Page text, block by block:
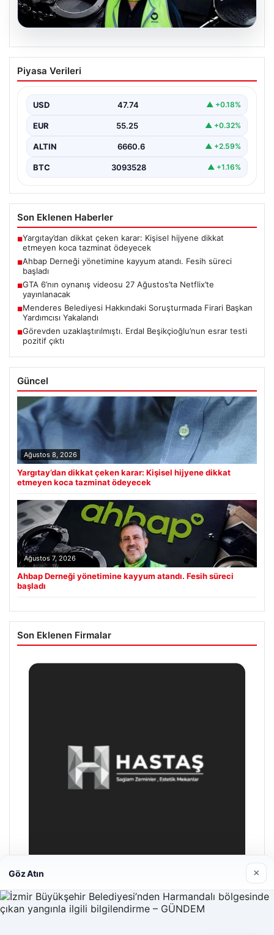
Ahbap Derneği yönetimine kayyum
atandı. Fesih süreci başladı
Piyasa Verileri
USD 47.74 ▲ +0.18%
EUR 55.25 ▲ +0.32%
ALTIN 6660.6 ▲ +2.59%
BTC 3093528 ▲ +1.16%
Son Eklenen Haberler
■Yargıtay’dan dikkat çeken karar: Kişisel hijyene dikkat
etmeyen koca tazminat ödeyecek
■Ahbap Derneği yönetimine kayyum atandı. Fesih süreci
başladı
■GTA 6’nın oynanış videosu 27 Ağustos’ta Netflix’te
yayınlanacak
■Menderes Belediyesi Hakkındaki Soruşturmada Firari Başkan
Yardımcısı Yakalandı
■Görevden uzaklaştırılmıştı. Erdal Beşikçioğlu’nun esrar testi
pozitif çıktı
Güncel
Ağustos 8, 2026
Yargıtay’dan dikkat çeken karar: Kişisel hijyene dikkat
etmeyen koca tazminat ödeyecek
Ağustos 7, 2026
Ahbap Derneği yönetimine kayyum atandı. Fesih süreci
başladı
Son Eklenen Firmalar
Enes Kaplan Avukatlık Bürosu
Göz Atın ×